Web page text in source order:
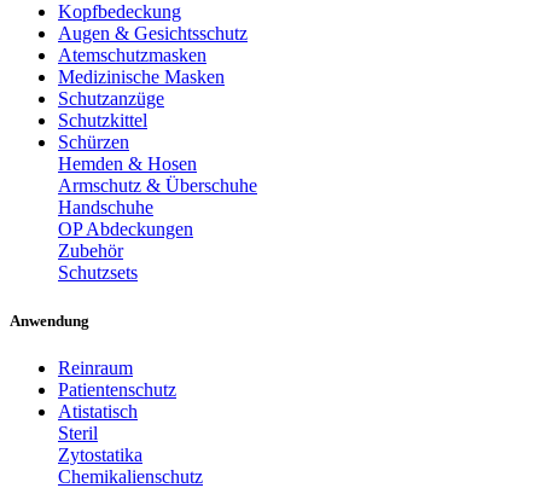
Kopfbedeckung
Augen & Gesichtsschutz
Atemschutzmasken
Medizinische Masken
Schutzanzüge
Schutzkittel
Schürzen
Hemden & Hosen
Armschutz & Überschuhe
Handschuhe
OP Abdeckungen
Zubehör
Schutzsets
Anwendung
Reinraum
Patientenschutz
Atistatisch
Steril
Zytostatika
Chemikalienschutz